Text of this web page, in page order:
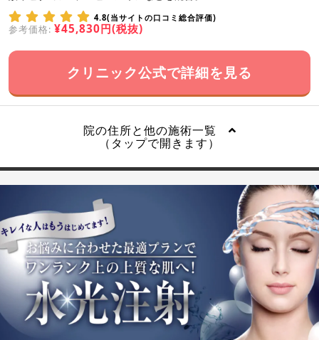
4.8(当サイトの口コミ総合評価)
参考価格: ¥45,830円(税抜)
クリニック公式で詳細を見る
院の住所と他の施術一覧
（タップで開きます）